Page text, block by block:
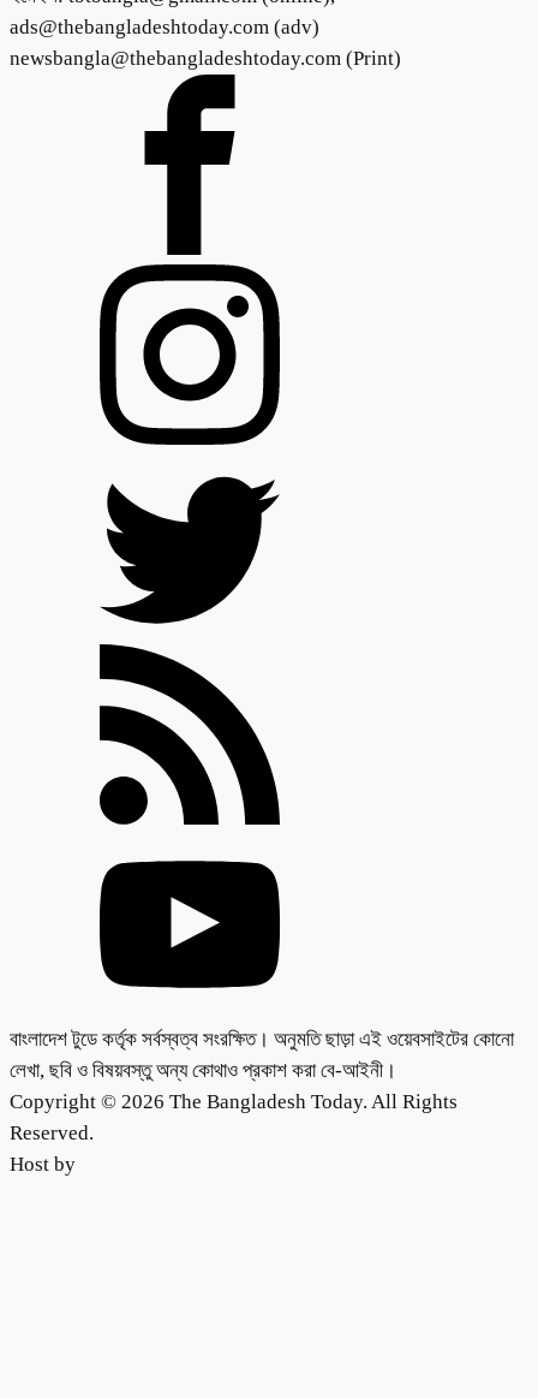
ads@thebangladeshtoday.com (adv)
newsbangla@thebangladeshtoday.com (Print)
বাংলাদেশ টুডে কর্তৃক সর্বস্বত্ব সংরক্ষিত। অনুমতি ছাড়া এই ওয়েবসাইটের কোনো
লেখা, ছবি ও বিষয়বস্তু অন্য কোথাও প্রকাশ করা বে-আইনী।
Copyright © 2026 The Bangladesh Today. All Rights
Reserved.
Host by